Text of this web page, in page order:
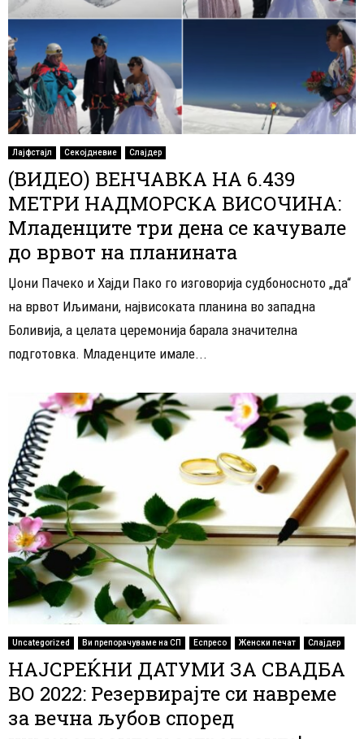
Лајфстајл Секојдневие Слајдер
(ВИДЕО) ВЕНЧАВКА НА 6.439
МЕТРИ НАДМОРСКА ВИСОЧИНА:
Младенците три дена се качувале
до врвот на планината
Џони Пачеко и Хајди Пако го изговорија судбоносното „да“
на врвот Иљимани, највисоката планина во западна
Боливија, а целата церемонија барала значителна
подготовка. Младенците имале...
Uncategorized Ви препорачуваме на СП Еспресо Женски печат Слајдер
НАЈСРЕЌНИ ДАТУМИ ЗА СВАДБА
ВО 2022: Резервирајте си навреме
за вечна љубов според